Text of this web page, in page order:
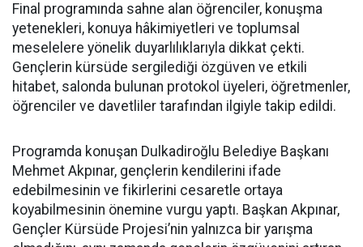
Final programında sahne alan öğrenciler, konuşma
yetenekleri, konuya hâkimiyetleri ve toplumsal
meselelere yönelik duyarlılıklarıyla dikkat çekti.
Gençlerin kürsüde sergilediği özgüven ve etkili
hitabet, salonda bulunan protokol üyeleri, öğretmenler,
öğrenciler ve davetliler tarafından ilgiyle takip edildi.
Programda konuşan Dulkadiroğlu Belediye Başkanı
Mehmet Akpınar, gençlerin kendilerini ifade
edebilmesinin ve fikirlerini cesaretle ortaya
koyabilmesinin önemine vurgu yaptı. Başkan Akpınar,
Gençler Kürsüde Projesi’nin yalnızca bir yarışma